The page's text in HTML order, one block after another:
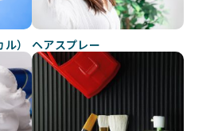
） ヘアスプレー